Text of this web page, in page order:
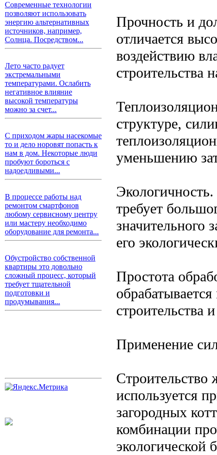
Современные технологии
позволяют использовать
энергию альтернативных
источников, например,
Солнца. Посредством...
Лето часто радует
экстремальными
температурами. Ослабить
негативное влияние
высокой температуры
можно за счет...
С приходом жары насекомые
то и дело норовят попасть к
нам в дом. Некоторые люди
пробуют бороться с
надоедливыми...
В процессе работы над
ремонтом смартфонов
любому сервисному центру
или мастеру необходимо
оборудование для ремонта...
Обустройство собственной
квартиры это довольно
сложный процесс, который
требует тщательной
подготовки и
продумывания...
Прочность и
отличается
воздействию
строительства
структуре,
уменьшению
требует
значительного
его
Простота
строительства
Применение
используется
загородных
комбинации
экологической